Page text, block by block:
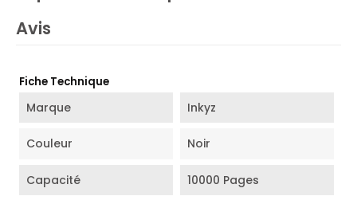
Avis
Fiche Technique
Marque Inkyz
Couleur Noir
Capacité 10000 Pages